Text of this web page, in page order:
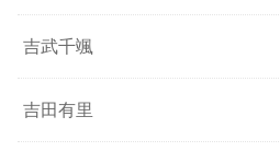
吉武千颯
吉田有里